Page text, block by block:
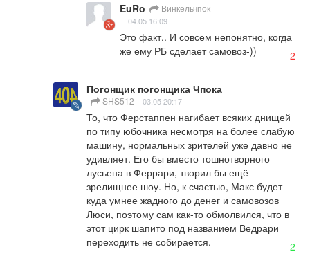
EuRo Винкельчпок
04.05 16:09
Это факт.. И совсем непонятно, когда
же ему РБ сделает самовоз-))
-2
Погонщик погонщика Чпока
SHS512 03.05 20:17
То, что Ферстаппен нагибает всяких днищей
по типу юбочника несмотря на более слабую
машину, нормальных зрителей уже давно не
удивляет. Его бы вместо тошнотворного
лусьена в Феррари, творил бы ещё
зрелищнее шоу. Но, к счастью, Макс будет
куда умнее жадного до денег и самовозов
Люси, поэтому сам как-то обмолвился, что в
этот цирк шапито под названием Ведрари
переходить не собирается.
2